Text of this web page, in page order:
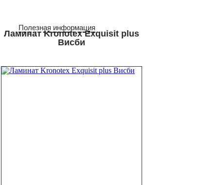
Полезная информация
Ламинат Kronotex Exquisit plus
Висби